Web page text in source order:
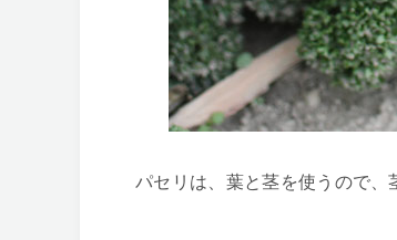
パセリは、葉と茎を使うので、